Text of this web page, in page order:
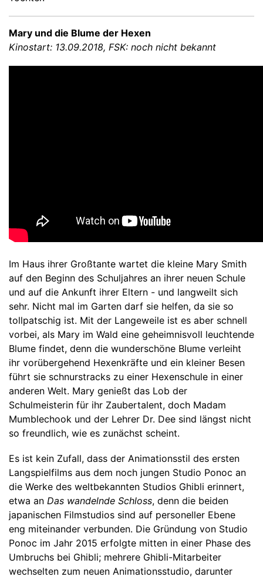
Mary und die Blume der Hexen
Kinostart: 13.09.2018, FSK: noch nicht bekannt
Im Haus ihrer Großtante wartet die kleine Mary Smith
auf den Beginn des Schuljahres an ihrer neuen Schule
und auf die Ankunft ihrer Eltern - und langweilt sich
sehr. Nicht mal im Garten darf sie helfen, da sie so
tollpatschig ist. Mit der Langeweile ist es aber schnell
vorbei, als Mary im Wald eine geheimnisvoll leuchtende
Blume findet, denn die wunderschöne Blume verleiht
ihr vorübergehend Hexenkräfte und ein kleiner Besen
führt sie schnurstracks zu einer Hexenschule in einer
anderen Welt. Mary genießt das Lob der
Schulmeisterin für ihr Zaubertalent, doch Madam
Mumblechook und der Lehrer Dr. Dee sind längst nicht
so freundlich, wie es zunächst scheint.
Es ist kein Zufall, dass der Animationsstil des ersten
Langspielfilms aus dem noch jungen Studio Ponoc an
die Werke des weltbekannten Studios Ghibli erinnert,
etwa an Das wandelnde Schloss, denn die beiden
japanischen Filmstudios sind auf personeller Ebene
eng miteinander verbunden. Die Gründung von Studio
Ponoc im Jahr 2015 erfolgte mitten in einer Phase des
Umbruchs bei Ghibli; mehrere Ghibli-Mitarbeiter
wechselten zum neuen Animationsstudio, darunter